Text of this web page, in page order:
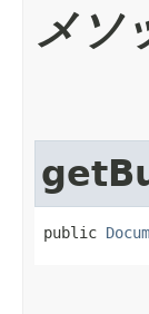
メソ
public